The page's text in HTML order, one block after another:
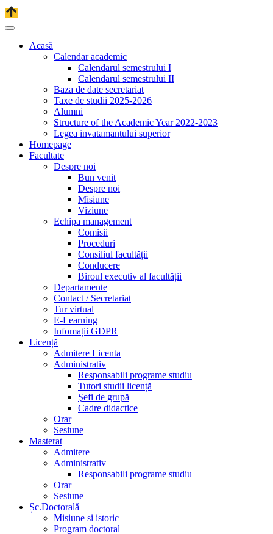
Acasă
Calendar academic
Calendarul semestrului I
Calendarul semestrului II
Baza de date secretariat
Taxe de studii 2025-2026
Alumni
Structure of the Academic Year 2022-2023
Legea invatamantului superior
Homepage
Facultate
Despre noi
Bun venit
Despre noi
Misiune
Viziune
Echipa management
Comisii
Proceduri
Consiliul facultății
Conducere
Biroul executiv al facultății
Departamente
Contact / Secretariat
Tur virtual
E-Learning
Infomații GDPR
Licență
Admitere Licenta
Administrativ
Responsabili programe studiu
Tutori studii licență
Şefi de grupă
Cadre didactice
Orar
Sesiune
Masterat
Admitere
Administrativ
Responsabili programe studiu
Orar
Sesiune
Șc.Doctorală
Misiune si istoric
Program doctoral